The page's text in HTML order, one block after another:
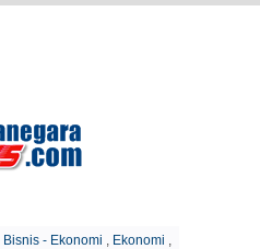
Bisnis - Ekonomi , Ekonomi ,